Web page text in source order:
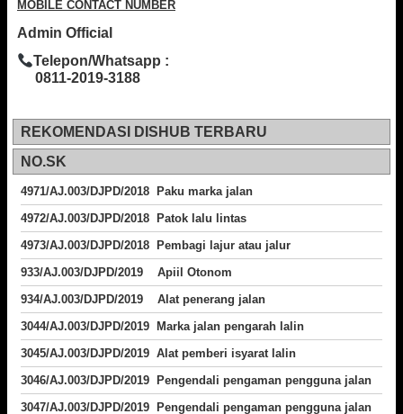
MOBILE CONTACT NUMBER
Admin Official
Telepon/Whatsapp :
0811-2019-3188
REKOMENDASI DISHUB TERBARU
NO.SK
4971/AJ.003/DJPD/2018 Paku marka jalan
4972/AJ.003/DJPD/2018 Patok lalu lintas
4973/AJ.003/DJPD/2018
Pembagi lajur atau jalur
933/AJ.003/DJPD/2019 Apiil Otonom
934/AJ.003/DJPD/2019 Alat penerang jalan
3044/AJ.003/DJPD/2019 Marka jalan pengarah lalin
3045/AJ.003/DJPD/2019 Alat pemberi isyarat lalin
3046/AJ.003/DJPD/2019 Pengendali pengaman pengguna jalan
3047/AJ.003/DJPD/2019 Pengendali pengaman pengguna jalan